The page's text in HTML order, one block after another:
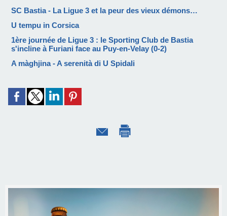
SC Bastia - La Ligue 3 et la peur des vieux démons…
U tempu in Corsica
1ère journée de Ligue 3 : le Sporting Club de Bastia
s'incline à Furiani face au Puy-en-Velay (0-2)
A màghjina - A serenità di U Spidali